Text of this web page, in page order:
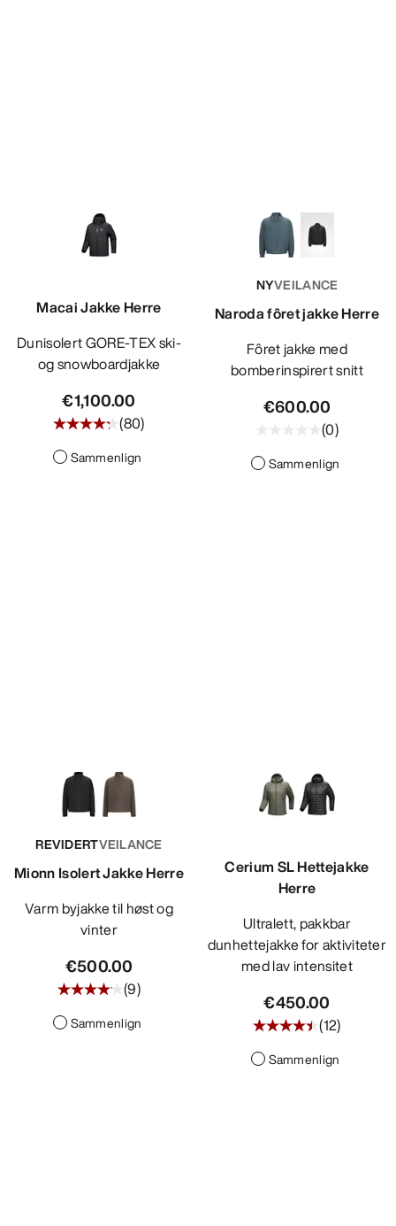
Macai Jakke Herre
Dunisolert GORE-TEX ski-
og snowboardjakke
€1,100.00
(80)
Sammenlign
NYVEILANCE
Naroda fôret jakke Herre
Fôret jakke med
bomberinspirert snitt
€600.00
(0)
Sammenlign
REVIDERTVEILANCE
Mionn Isolert Jakke Herre
Varm byjakke til høst og
vinter
€500.00
(9)
Sammenlign
Cerium SL Hettejakke
Herre
Ultralett, pakkbar
dunhettejakke for aktiviteter
med lav intensitet
€450.00
(12)
Sammenlign